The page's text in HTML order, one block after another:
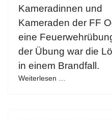
Kameradinnen und
Kameraden der FF
eine
der Übung war die
in einem Brandfall.
Weiterlesen …